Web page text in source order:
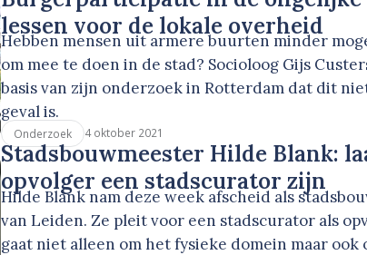
lessen voor de lokale overheid
Hebben mensen uit armere buurten minder
om mee te doen in de stad? Socioloog Gijs
basis van zijn onderzoek in Rotterdam dat dit
geval is.
Onderzoek 4 oktober 2021
Stadsbouwmeester Hilde Blank:
opvolger een stadscurator zijn
Hilde Blank nam deze week afscheid als
van Leiden. Ze pleit voor een stadscurator als
gaat niet alleen om het fysieke domein maar ook